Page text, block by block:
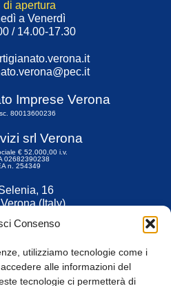
Consenso
utilizziamo tecnologie come i
alle informazioni del
tecnologie ci permetterà di
di apertura
a Venerdì
/ 14.00-17.30
Imprese Verona
80013600236
srl Verona
€ 52.000,00 i.v.
02682390238
n. 254349
16
(Italy)
9211599